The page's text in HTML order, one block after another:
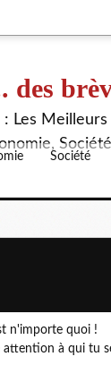
Meilleurs
Société
n'importe quoi !
à qui tu